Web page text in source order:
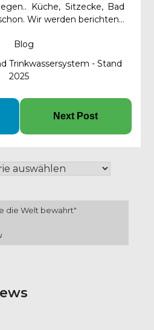
Küche, Sitzecke, Bad
Wir werden berichten…
Trinkwassersystem - Stand
2025
Next Post
die Welt bewahrt"